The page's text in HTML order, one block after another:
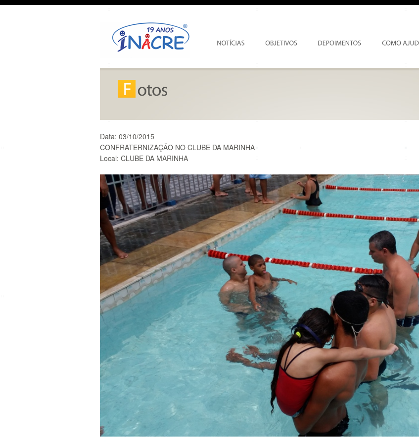
Data: 03/10/2015
CONFRATERNIZAÇÃO NO CLUBE DA MARINHA
Local: CLUBE DA MARINHA